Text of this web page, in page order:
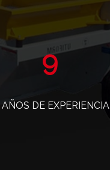
15
AÑOS DE EXPERIENCIA